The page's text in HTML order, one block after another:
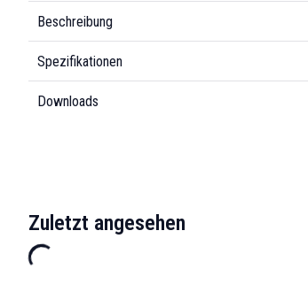
Beschreibung
Spezifikationen
Downloads
Zuletzt angesehen